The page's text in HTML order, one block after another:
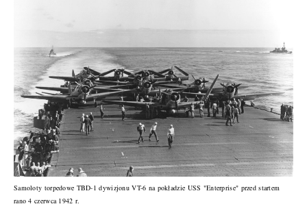
Samoloty torpedowe TBD-1 dywizjonu VT-6 na pokładzie USS "Enterprise" przed startem
rano 4 czerwca 1942 r.